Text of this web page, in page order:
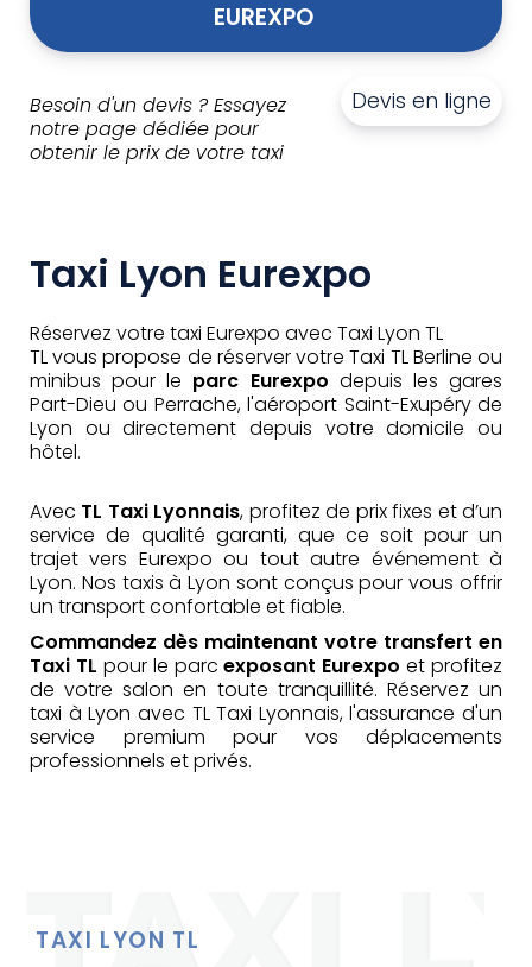
EUREXPO
Besoin d'un devis ? Essayez
notre page dédiée pour
obtenir le prix de votre taxi
Devis en ligne
Taxi Lyon Eurexpo
Réservez votre taxi Eurexpo avec Taxi Lyon TL
TL vous propose de réserver votre Taxi TL Berline ou
minibus pour le parc Eurexpo depuis les gares
Part-Dieu ou Perrache, l'aéroport Saint-Exupéry de
Lyon ou directement depuis votre domicile ou
hôtel.
Avec TL Taxi Lyonnais, profitez de prix fixes et d’un
service de qualité garanti, que ce soit pour un
trajet vers Eurexpo ou tout autre événement à
Lyon. Nos taxis à Lyon sont conçus pour vous offrir
un transport confortable et fiable.
Commandez dès maintenant votre transfert en
Taxi TL pour le parc exposant Eurexpo et profitez
de votre salon en toute tranquillité. Réservez un
taxi à Lyon avec TL Taxi Lyonnais, l'assurance d'un
service premium pour vos déplacements
professionnels et privés.
TAXI LYON TL